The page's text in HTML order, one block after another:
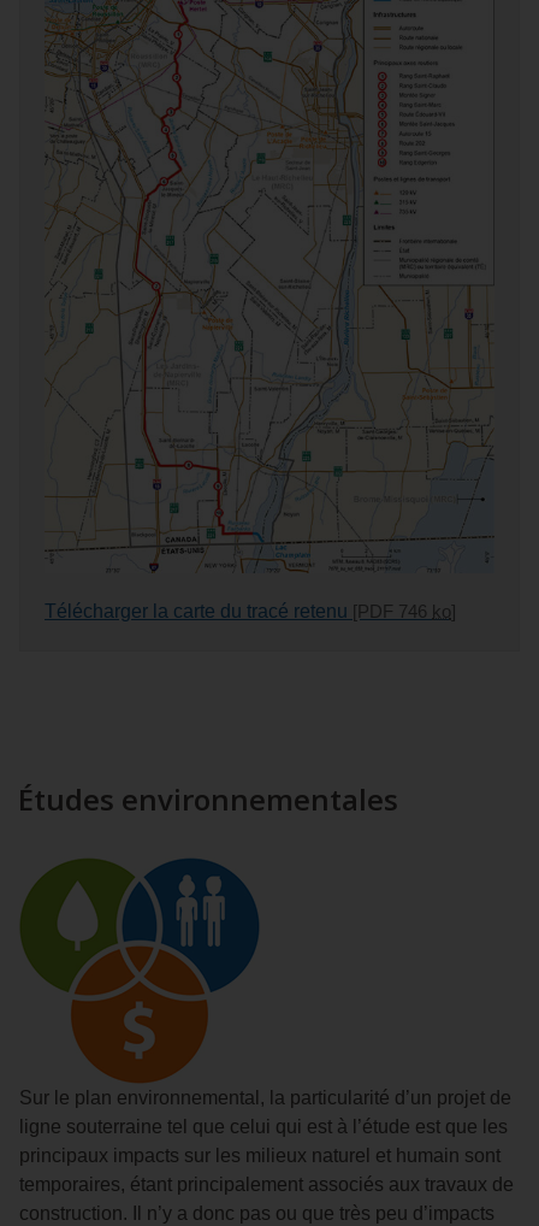
Télécharger la carte du tracé retenu [PDF 746 ko]
Études environnementales
Sur le plan environnemental, la particularité d’un projet de
ligne souterraine tel que celui qui est à l’étude est que les
principaux impacts sur les milieux naturel et humain sont
temporaires, étant principalement associés aux travaux de
construction. Il n’y a donc pas ou que très peu d’impacts